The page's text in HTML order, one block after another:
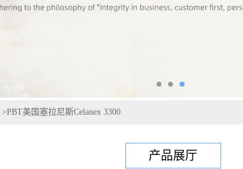
>PBT美国塞拉尼斯Celanex 3300
产品展厅